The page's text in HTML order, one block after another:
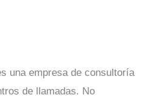
una empresa de consultoría
de llamadas. No